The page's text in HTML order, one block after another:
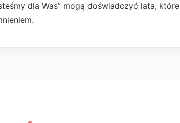
dla Was” mogą doświadczyć lata, które